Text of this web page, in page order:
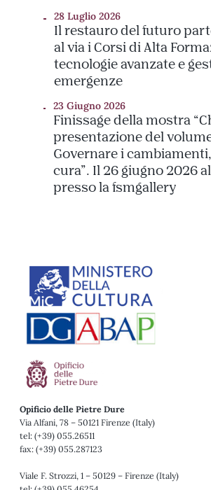
28 Luglio 2026
Il restauro del futuro
al via i Corsi di Alta
tecnologie avanzate e
emergenze
23 Giugno 2026
Finissage della mostra
presentazione del
Governare i
cura”. Il 26 giugno 2026
presso la fsmgallery
Opificio delle Pietre Dure
Via Alfani, 78 – 50121 Firenze (Italy)
tel: (+39) 055.26511
fax: (+39) 055.287123
Viale F. Strozzi, 1 – 50129 – Firenze (Italy)